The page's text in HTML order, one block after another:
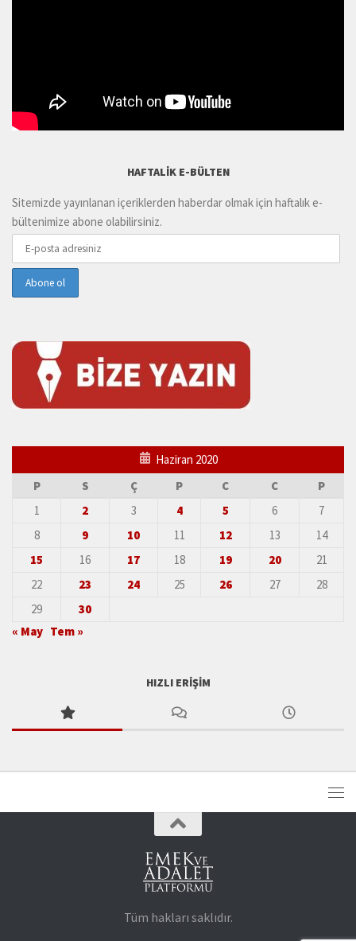
HAFTALIK E-BÜLTEN
Sitemizde yayınlanan içeriklerden haberdar olmak için haftalık e-
bültenimize abone olabilirsiniz.
Haziran 2020
P
S Ç P C C
P
1
2 3 4 5 6
7
8
9 10 11 12 13
14
15
16 17 18 19 20
21
22
23 24 25 26 27
28
29
30
« May Tem »
HIZLI ERIŞIM
Tüm hakları saklıdır.